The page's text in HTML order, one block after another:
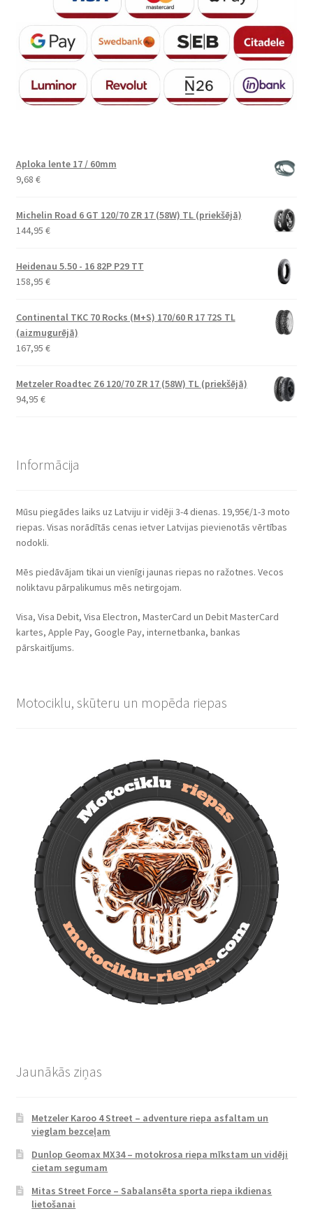
Aploka lente 17 / 60mm
9,68 €
Michelin Road 6 GT 120/70 ZR 17 (58W) TL (priekšējā)
144,95 €
Heidenau 5.50 - 16 82P P29 TT
158,95 €
Continental TKC 70 Rocks (M+S) 170/60 R 17 72S TL
(aizmugurējā)
167,95 €
Metzeler Roadtec Z6 120/70 ZR 17 (58W) TL (priekšējā)
94,95 €
Informācija
Mūsu piegādes laiks uz Latviju ir vidēji 3-4 dienas. 19,95€/1-3 moto
riepas. Visas norādītās cenas ietver Latvijas pievienotās vērtības
nodokli.
Mēs piedāvājam tikai un vienīgi jaunas riepas no ražotnes. Vecos
noliktavu pārpalikumus mēs netirgojam.
Visa, Visa Debit, Visa Electron, MasterCard un Debit MasterCard
kartes, Apple Pay, Google Pay, internetbanka, bankas
pārskaitījums.
Motociklu, skūteru un mopēda riepas
Jaunākās ziņas
Metzeler Karoo 4 Street – adventure riepa asfaltam un
vieglam bezceļam
Dunlop Geomax MX34 – motokrosa riepa mīkstam un vidēji
cietam segumam
Mitas Street Force – Sabalansēta sporta riepa ikdienas
lietošanai